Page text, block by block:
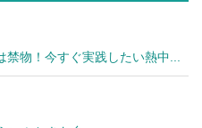
禁物！今すぐ実践したい熱中...